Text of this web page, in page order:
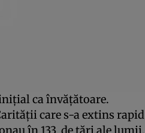
ca învăţătoare.
care s-a extins rapid